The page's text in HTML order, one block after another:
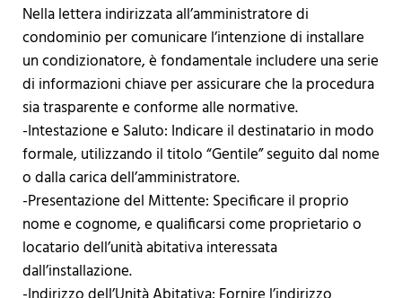
Nella lettera indirizzata all’amministratore di
condominio per comunicare l’intenzione di installare
un condizionatore, è fondamentale includere una serie
di informazioni chiave per assicurare che la procedura
sia trasparente e conforme alle normative.
-Intestazione e Saluto: Indicare il destinatario in modo
formale, utilizzando il titolo “Gentile” seguito dal nome
o dalla carica dell’amministratore.
-Presentazione del Mittente: Specificare il proprio
nome e cognome, e qualificarsi come proprietario o
locatario dell’unità abitativa interessata
dall’installazione.